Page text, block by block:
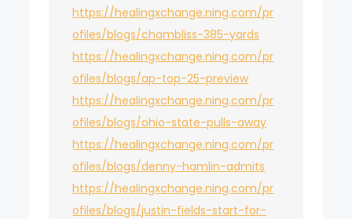
https://healingxchange.ning.com/pr
ofiles/blogs/chambliss-385-yards
https://healingxchange.ning.com/pr
ofiles/blogs/ap-top-25-preview
https://healingxchange.ning.com/pr
ofiles/blogs/ohio-state-pulls-away
https://healingxchange.ning.com/pr
ofiles/blogs/denny-hamlin-admits
https://healingxchange.ning.com/pr
ofiles/blogs/justin-fields-start-for-